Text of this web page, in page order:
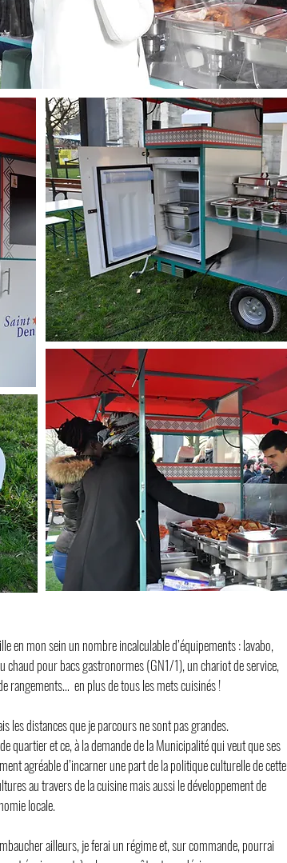
en mon sein un nombre incalculable d’équipements : lavabo,
pour bacs gastronormes (GN1/1), un chariot de service,
rangements… en plus de tous les mets cuisinés !
les distances que je parcours ne sont pas grandes.
quartier et ce, à la demande de la Municipalité qui veut que ses
agréable d’incarner une part de la politique culturelle de cette
au travers de la cuisine mais aussi le développement de
locale.
ailleurs, je ferai un régime et, sur commande, pourrai